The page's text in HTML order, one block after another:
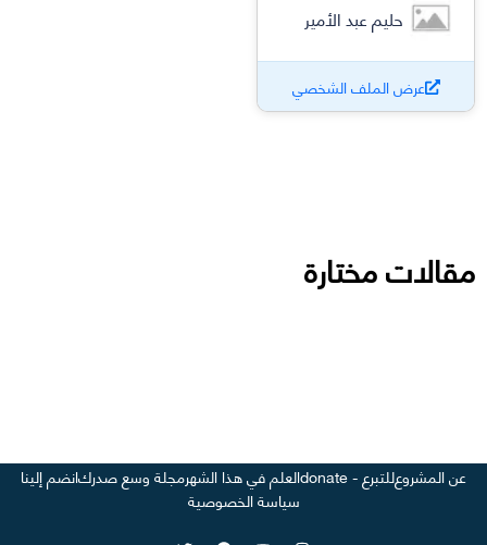
حليم عبد الأمير
عرض الملف الشخصي
مقالات مختارة
عن المشروعللتبرع - donate العلم في هذا الشهرمجلة وسع صدركانضم إلينا
سياسة الخصوصية